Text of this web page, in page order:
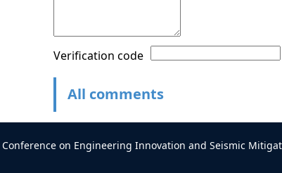
Verification code
All comments
on Engineering Innovation and Seismic